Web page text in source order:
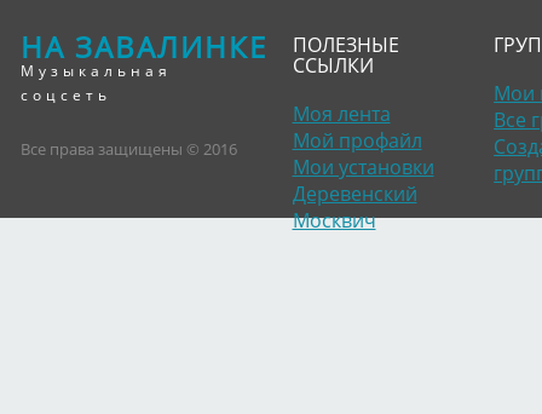
НА ЗАВАЛИНКЕ
Музыкальная
соцсеть
Все права защищены © 2016
ПОЛЕЗНЫЕ
ССЫЛКИ
Моя лента
Мой профайл
Мои установки
Деревенский
Москвич
Мои
Все